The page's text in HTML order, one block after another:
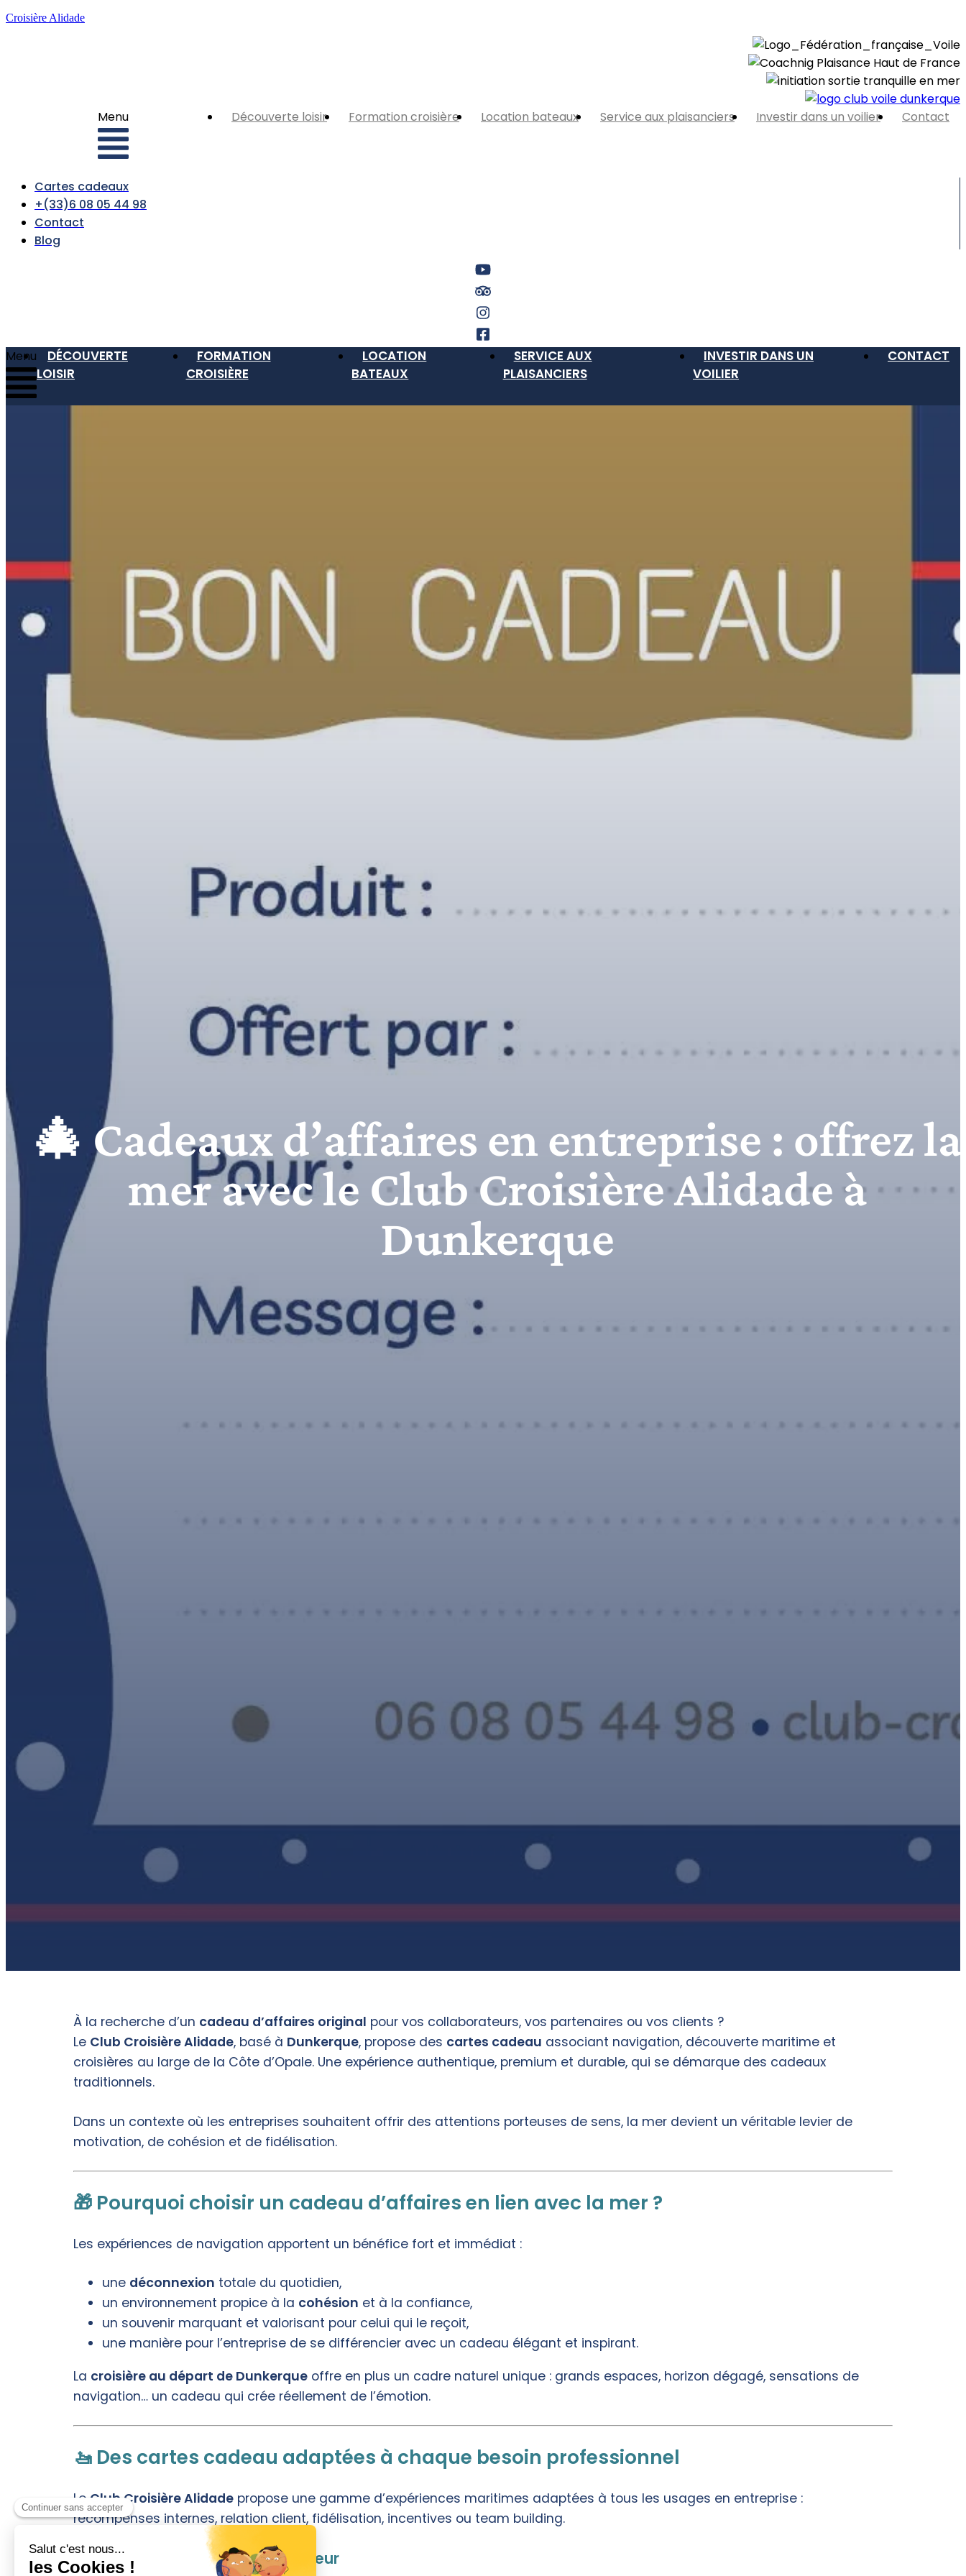
Croisière Alidade
Menu Découverte loisir Formation croisière Location bateaux Service aux plaisanciers Investir dans un voilier Contact
Cartes cadeaux
+(33)6 08 05 44 98
Contact
Blog
Menu
DÉCOUVERTE
LOISIR
FORMATION
CROISIÈRE
LOCATION
BATEAUX
SERVICE AUX
PLAISANCIERS
INVESTIR DANS UN
VOILIER
CONTACT
🎄 Cadeaux d’affaires en entreprise : offrez la
mer avec le Club Croisière Alidade à
Dunkerque
À la recherche d’un cadeau d’affaires original pour vos collaborateurs, vos partenaires ou vos clients ?
Le Club Croisière Alidade, basé à Dunkerque, propose des cartes cadeau associant navigation, découverte maritime et
croisières au large de la Côte d’Opale. Une expérience authentique, premium et durable, qui se démarque des cadeaux
traditionnels.
Dans un contexte où les entreprises souhaitent offrir des attentions porteuses de sens, la mer devient un véritable levier de
motivation, de cohésion et de fidélisation.
🎁 Pourquoi choisir un cadeau d’affaires en lien avec la mer ?
Les expériences de navigation apportent un bénéfice fort et immédiat :
une déconnexion totale du quotidien,
un environnement propice à la cohésion et à la confiance,
un souvenir marquant et valorisant pour celui qui le reçoit,
une manière pour l’entreprise de se différencier avec un cadeau élégant et inspirant.
La croisière au départ de Dunkerque offre en plus un cadre naturel unique : grands espaces, horizon dégagé, sensations de
navigation… un cadeau qui crée réellement de l’émotion.
🚤 Des cartes cadeau adaptées à chaque besoin professionnel
Le Club Croisière Alidade propose une gamme d’expériences maritimes adaptées à tous les usages en entreprise :
récompenses internes, relation client, fidélisation, incentives ou team building.
🎯 1. Récompenser un collaborateur